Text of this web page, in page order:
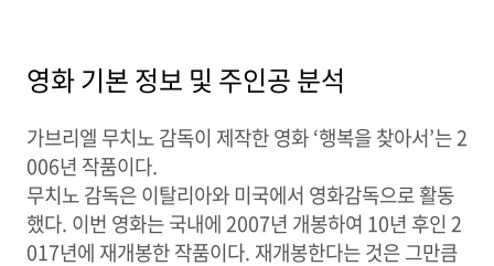
영화 기본 정보 및 주인공 분석
가브리엘 무치노 감독이 제작한 영화 ‘행복을 찾아서’는 2
006년 작품이다.
무치노 감독은 이탈리아와 미국에서 영화감독으로 활동
했다. 이번 영화는 국내에 2007년 개봉하여 10년 후인 2
017년에 재개봉한 작품이다. 재개봉한다는 것은 그만큼